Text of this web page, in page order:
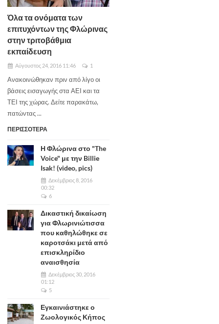
Όλα τα ονόματα των
επιτυχόντων της Φλώρινας
στην τριτοβάθμια
εκπαίδευση
Αύγουστος 24, 2016 11:46 1
Ανακοινώθηκαν πριν από λίγο οι
βάσεις εισαγωγής στα ΑΕΙ και τα
ΤΕΙ της χώρας. Δείτε παρακάτω,
πατώντας ...
ΠΕΡΙΣΣΟΤΕΡΑ
Η Φλώρινα στο "The
Voice" με την Billie
Isak! (video, pics)
Δεκέμβριος 8, 2016
00:32
6
Δικαστική δικαίωση
για Φλωρινιώτισσα
που καθηλώθηκε σε
καροτσάκι μετά από
επισκληρίδιο
αναισθησία
Δεκέμβριος 30, 2016
01:12
5
Εγκαινιάστηκε ο
Ζωολογικός Κήπος